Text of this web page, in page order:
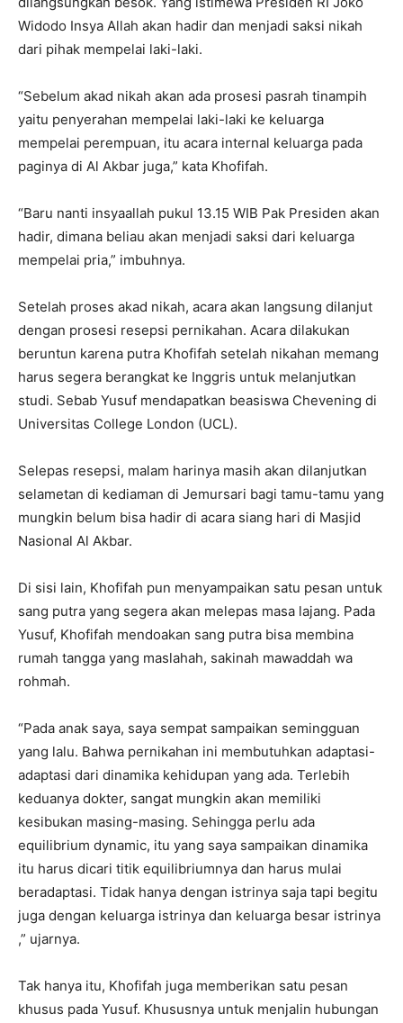
Widodo Insya Allah akan hadir dan menjadi saksi nikah
dari pihak mempelai laki-laki.
“Sebelum akad nikah akan ada prosesi pasrah tinampih
yaitu penyerahan mempelai laki-laki ke keluarga
mempelai perempuan, itu acara internal keluarga pada
paginya di Al Akbar juga,” kata Khofifah.
“Baru nanti insyaallah pukul 13.15 WIB Pak Presiden akan
hadir, dimana beliau akan menjadi saksi dari keluarga
mempelai pria,” imbuhnya.
Setelah proses akad nikah, acara akan langsung dilanjut
dengan prosesi resepsi pernikahan. Acara dilakukan
beruntun karena putra Khofifah setelah nikahan memang
harus segera berangkat ke Inggris untuk melanjutkan
studi. Sebab Yusuf mendapatkan beasiswa Chevening di
Universitas College London (UCL).
Selepas resepsi, malam harinya masih akan dilanjutkan
selametan di kediaman di Jemursari bagi tamu-tamu yang
mungkin belum bisa hadir di acara siang hari di Masjid
Nasional Al Akbar.
Di sisi lain, Khofifah pun menyampaikan satu pesan untuk
sang putra yang segera akan melepas masa lajang. Pada
Yusuf, Khofifah mendoakan sang putra bisa membina
rumah tangga yang maslahah, sakinah mawaddah wa
rohmah.
“Pada anak saya, saya sempat sampaikan semingguan
yang lalu. Bahwa pernikahan ini membutuhkan adaptasi-
adaptasi dari dinamika kehidupan yang ada. Terlebih
keduanya dokter, sangat mungkin akan memiliki
kesibukan masing-masing. Sehingga perlu ada
equilibrium dynamic, itu yang saya sampaikan dinamika
itu harus dicari titik equilibriumnya dan harus mulai
beradaptasi. Tidak hanya dengan istrinya saja tapi begitu
juga dengan keluarga istrinya dan keluarga besar istrinya
,” ujarnya.
Tak hanya itu, Khofifah juga memberikan satu pesan
khusus pada Yusuf. Khususnya untuk menjalin hubungan